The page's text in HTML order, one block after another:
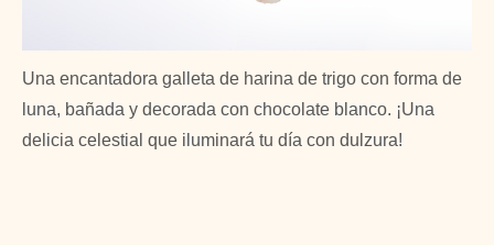
Una encantadora galleta de harina de trigo con forma de
luna, bañada y decorada con chocolate blanco. ¡Una
delicia celestial que iluminará tu día con dulzura!